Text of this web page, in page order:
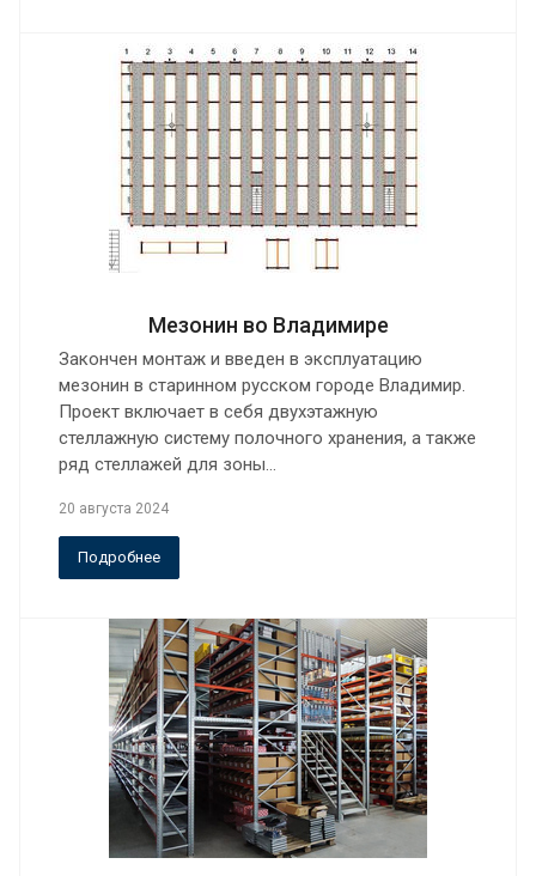
Мезонин во Владимире
Закончен монтаж и введен в эксплуатацию
мезонин в старинном русском городе Владимир.
Проект включает в себя двухэтажную
стеллажную систему полочного хранения, а также
ряд стеллажей для зоны…
20 августа 2024
Подробнее